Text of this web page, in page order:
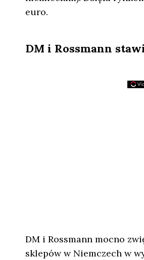
euro.
DM i Rossmann
DM i Rossmann mocno
sklepów w Niemczech w